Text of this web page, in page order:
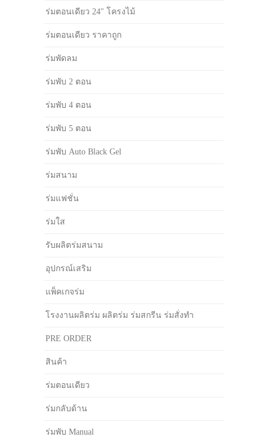
ร่มตอนเดียว 24" โครงไม้
ร่มตอนเดียว ราคาถูก
ร่มพัดลม
ร่มพับ 2 ตอน
ร่มพับ 4 ตอน
ร่มพับ 5 ตอน
ร่มพับ Auto Black Gel
ร่มสนาม
ร่มแฟชั่น
ร่มใส
รับผลิตร่มสนาม
อุปกรณ์เสริม
แพ็คเกจร่ม
โรงงานผลิตร่ม ผลิตร่ม ร่มสกรีน ร่มสั่งทำ
PRE ORDER
สินค้า
ร่มตอนเดียว
ร่มกลับด้าน
ร่มพับ Manual